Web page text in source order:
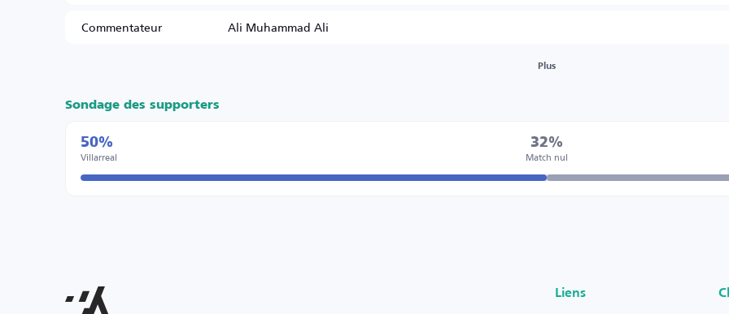
Commentateur
Ali Muhammad Ali
Plus
Sondage des supporters
50%
Villarreal
32%
Match nul
Liens